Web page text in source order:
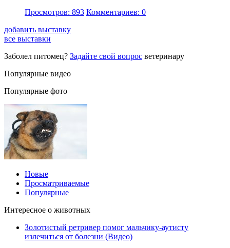
Просмотров: 893 Комментариев: 0
добавить выставку
все выставки
Заболел питомец? Задайте свой вопрос ветеринару
Популярные видео
Популярные фото
Новые
Просматриваемые
Популярные
Интересное о животных
Золотистый ретривер помог мальчику-аутисту
излечиться от болезни (Видео)